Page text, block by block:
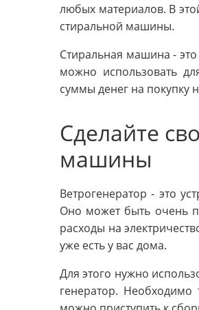
любых материалов. В
стиральной машины.
Стиральная машина -
можно использовать
суммы денег на покупку
Сделайте
машины
Ветрогенератор - это
Оно может быть очень
расходы на
уже есть у вас дома.
Для этого нужно
генератор. Необходимо